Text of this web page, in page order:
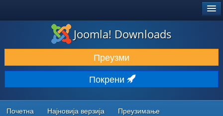
ПРЕУЗИМАЊЕ И ПРОШИРЕЊА (ЕКСТЕНЗИЈЕ)
ОТКРИЈТЕ И НАУЧИТЕ
ЗАЈЕДНИЦА И ПОДРШКА
РЕСУРСИ ЗА РАЗВОЈ
Joomla! Downloads
Преузми
Покрени
Почетна Најновија верзија Преузимање